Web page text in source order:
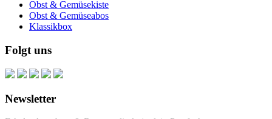
Obst & Gemüsekiste
Obst & Gemüseabos
Klassikbox
Folgt uns
Newsletter